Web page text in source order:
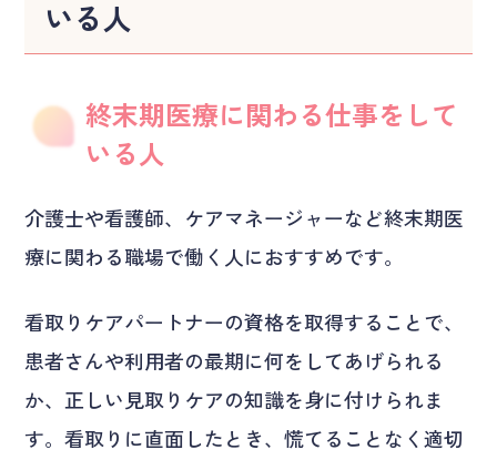
いる人
終末期医療に関わる仕事をして
いる人
介護士や看護師、ケアマネージャーなど終末期医
療に関わる職場で働く人におすすめです。
看取りケアパートナーの資格を取得することで、
患者さんや利用者の最期に何をしてあげられる
か、正しい見取りケアの知識を身に付けられま
す。看取りに直面したとき、慌てることなく適切